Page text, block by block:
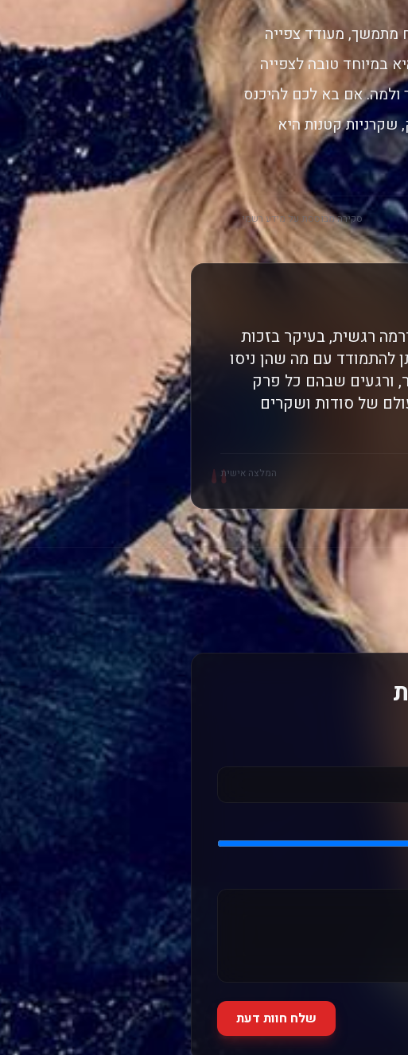
מתמשך, מעודד צפייה
במיוחד טובה לצפייה
ולמה. אם בא לכם להיכנס
קטנות היא
סקירה מבוססת על מידע רשמי
"
רגשית, בעיקר בזכות
להתמודד עם מה שהן ניסו
ורגעים שבהם כל פרק
של סודות ושקרים
המלצה אישית
שלח חוות דעת